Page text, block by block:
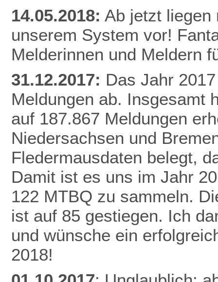
14.05.2018: Ab jetzt liegen
unserem System vor!
Melderinnen und Meldern
31.12.2017: Das Jahr
Meldungen ab. Insgesamt
auf 187.867 Meldungen
Niedersachsen und
Fledermausdaten belegt,
Damit ist es uns im Jahr
122 MTBQ zu sammeln.
ist auf 85 gestiegen. Ich
und wünsche ein
2018!